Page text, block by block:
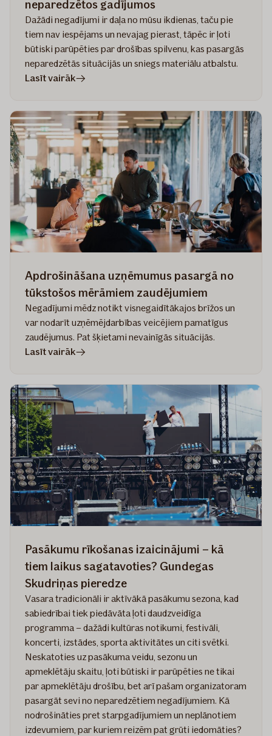
neparedzētos gadījumos
Dažādi negadījumi ir daļa no mūsu ikdienas, taču pie
tiem nav iespējams un nevajag pierast, tāpēc ir ļoti
būtiski parūpēties par drošības spilvenu, kas pasargās
neparedzētās situācijās un sniegs materiālu atbalstu.
Lasīt vairākrakstā
apdrošināšana
–
neatsverams
balsts
ražotājiem
neparedzētos
gadījumos
Apdrošināšana uzņēmumus pasargā no
tūkstošos mērāmiem zaudējumiem
Negadījumi mēdz notikt visnegaidītākajos brīžos un
var nodarīt uzņēmējdarbības veicējiem pamatīgus
zaudējumus. Pat šķietami nevainīgās situācijās.
Lasīt vairākrakstā
pasargā
no
zaudējumiem
Pasākumu rīkošanas izaicinājumi – kā
tiem laikus sagatavoties? Gundegas
Skudriņas pieredze
Vasara tradicionāli ir aktīvākā pasākumu sezona, kad
sabiedrībai tiek piedāvāta ļoti daudzveidīga
programma – dažādi kultūras notikumi, festivāli,
koncerti, izstādes, sporta aktivitātes un citi svētki.
Neskatoties uz pasākuma veidu, sezonu un
apmeklētāju skaitu, ļoti būtiski ir parūpēties ne tikai
par apmeklētāju drošību, bet arī pašam organizatoram
pasargāt sevi no neparedzētiem negadījumiem. Kā
nodrošināties pret starpgadījumiem un neplānotiem
izdevumiem, par kuriem reizēm pat grūti iedomāties?